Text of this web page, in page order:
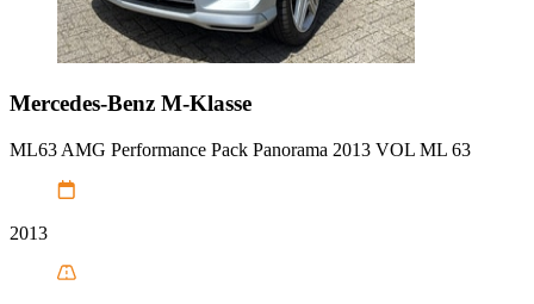
Mercedes-Benz M-Klasse
ML63 AMG Performance Pack Panorama 2013 VOL ML 63
2013